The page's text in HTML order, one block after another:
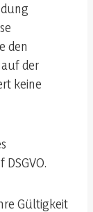
den
der
keine
Gültigkeit